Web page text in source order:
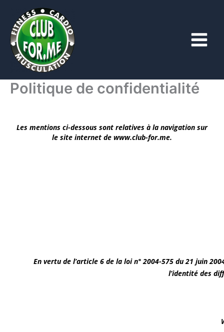
contenu
Politique de confidentialité
Les mentions ci-dessous sont relatives à la navigation sur
le site internet de www.club-for.me.
En vertu de l’article 6 de la loi n° 2004-575 du 21 juin
l’identité des